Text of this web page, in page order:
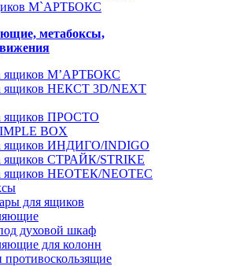
метабоксы,
ящиков М’АРТБОКС
ящиков НЕКСТ 3D/NEXT
ящиков ПРОСТО
BOX
ящиков ИНДИГО/INDIGO
ящиков СТРАЙК/STRIKE
ящиков НЕОТЕК/NEOTEC
для ящиков
духовой шкаф
для колонн